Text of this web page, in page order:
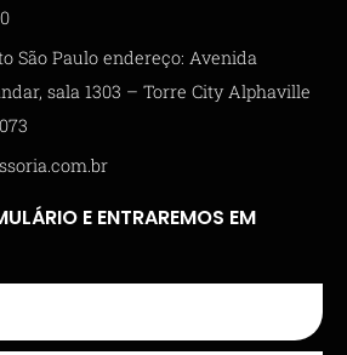
São Paulo endereço: Avenida
sala 1303 – Torre City Alphaville
E ENTRAREMOS EM